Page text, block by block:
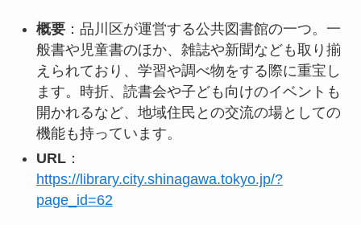
概要：品川区が運営する公共図書館の一つ。一
般書や児童書のほか、雑誌や新聞なども取り揃
えられており、学習や調べ物をする際に重宝し
ます。時折、読書会や子ども向けのイベントも
開かれるなど、地域住民との交流の場としての
機能も持っています。
URL：
https://library.city.shinagawa.tokyo.jp/?
page_id=62